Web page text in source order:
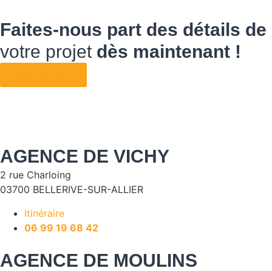
Faites-nous part des détails de
votre projet dès maintenant !
AGENCE DE VICHY
2 rue Charloing
03700 BELLERIVE-SUR-ALLIER
Itinéraire
06 99 19 68 42
AGENCE DE MOULINS